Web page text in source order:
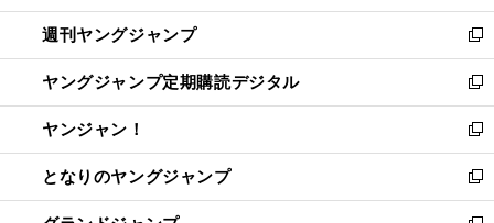
開
く
ウ
で
開
く
ン
ド
ウ
で
開
く
ウ
ィ
ン
ド
ウ
で
開
く
週刊ヤングジャンプ
新
し
い
ウ
ィ
ン
ド
ウ
ヤングジャンプ定期購読デジタル
新
し
い
ウ
ィ
ン
ヤンジャン！
新
し
い
ウ
となりのヤングジャンプ
新
し